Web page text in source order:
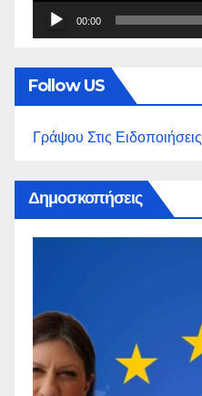
00:00
Follow US
Γράψου Στις Ειδοποιήσεις
Δημοσκοπήσεις